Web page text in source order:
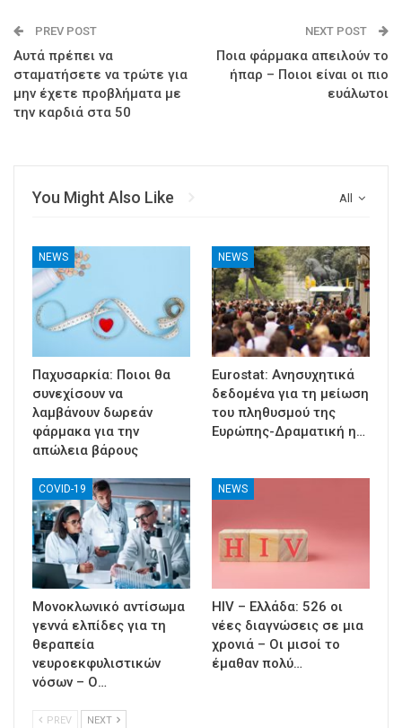
PREV POST
Αυτά πρέπει να
σταματήσετε να τρώτε για
μην έχετε προβλήματα με
την καρδιά στα 50
NEXT POST
Ποια φάρμακα απειλούν το
ήπαρ – Ποιοι είναι οι πιο
ευάλωτοι
All
You Might Also Like
NEWS
Παχυσαρκία: Ποιοι θα
συνεχίσουν να
λαμβάνουν δωρεάν
φάρμακα για την
απώλεια βάρους
NEWS
Eurostat: Ανησυχητικά
δεδομένα για τη μείωση
του πληθυσμού της
Ευρώπης-Δραματική η…
COVID-19
Μονοκλωνικό αντίσωμα
γεννά ελπίδες για τη
θεραπεία
νευροεκφυλιστικών
νόσων – Ο…
NEWS
HIV – Ελλάδα: 526 οι
νέες διαγνώσεις σε μια
χρονιά – Οι μισοί το
έμαθαν πολύ…
PREV NEXT